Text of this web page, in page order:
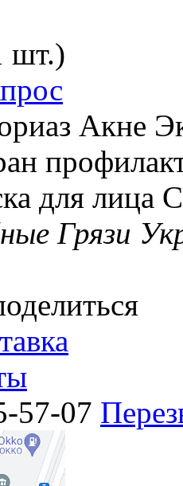
шт.)
Акне
для лица
Грязи
57-07